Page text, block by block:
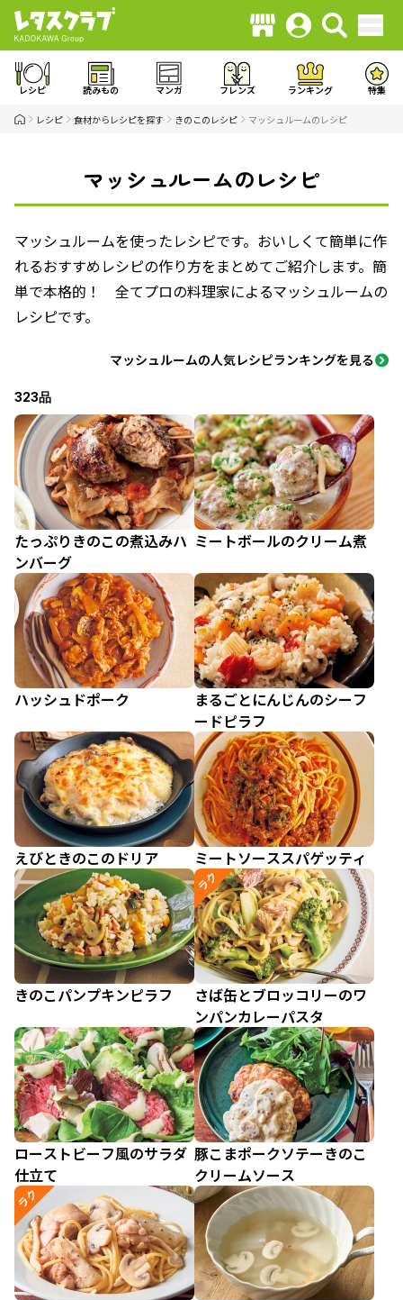
レシピ 読みもの マンガ フレンズ ランキング 特集
レシピ 食材からレシピを探す きのこのレシピ マッシュルームのレシピ
マッシュルームのレシピ
マッシュルームを使ったレシピです。おいしくて簡単に作
れるおすすめレシピの作り方をまとめてご紹介します。簡
単で本格的！ 全てプロの料理家によるマッシュルームの
レシピです。
マッシュルームの人気レシピランキングを見る
323品
たっぷりきのこの煮込みハ
ンバーグ
ミートボールのクリーム煮
ハッシュドポーク
まるごとにんじんのシーフ
ードピラフ
えびときのこのドリア ミートソーススパゲッティ
きのこパンプキンピラフ
ラク
さば缶とブロッコリーのワ
ンパンカレーパスタ
ローストビーフ風のサラダ
仕立て
豚こまポークソテーきのこ
クリームソース
ラク